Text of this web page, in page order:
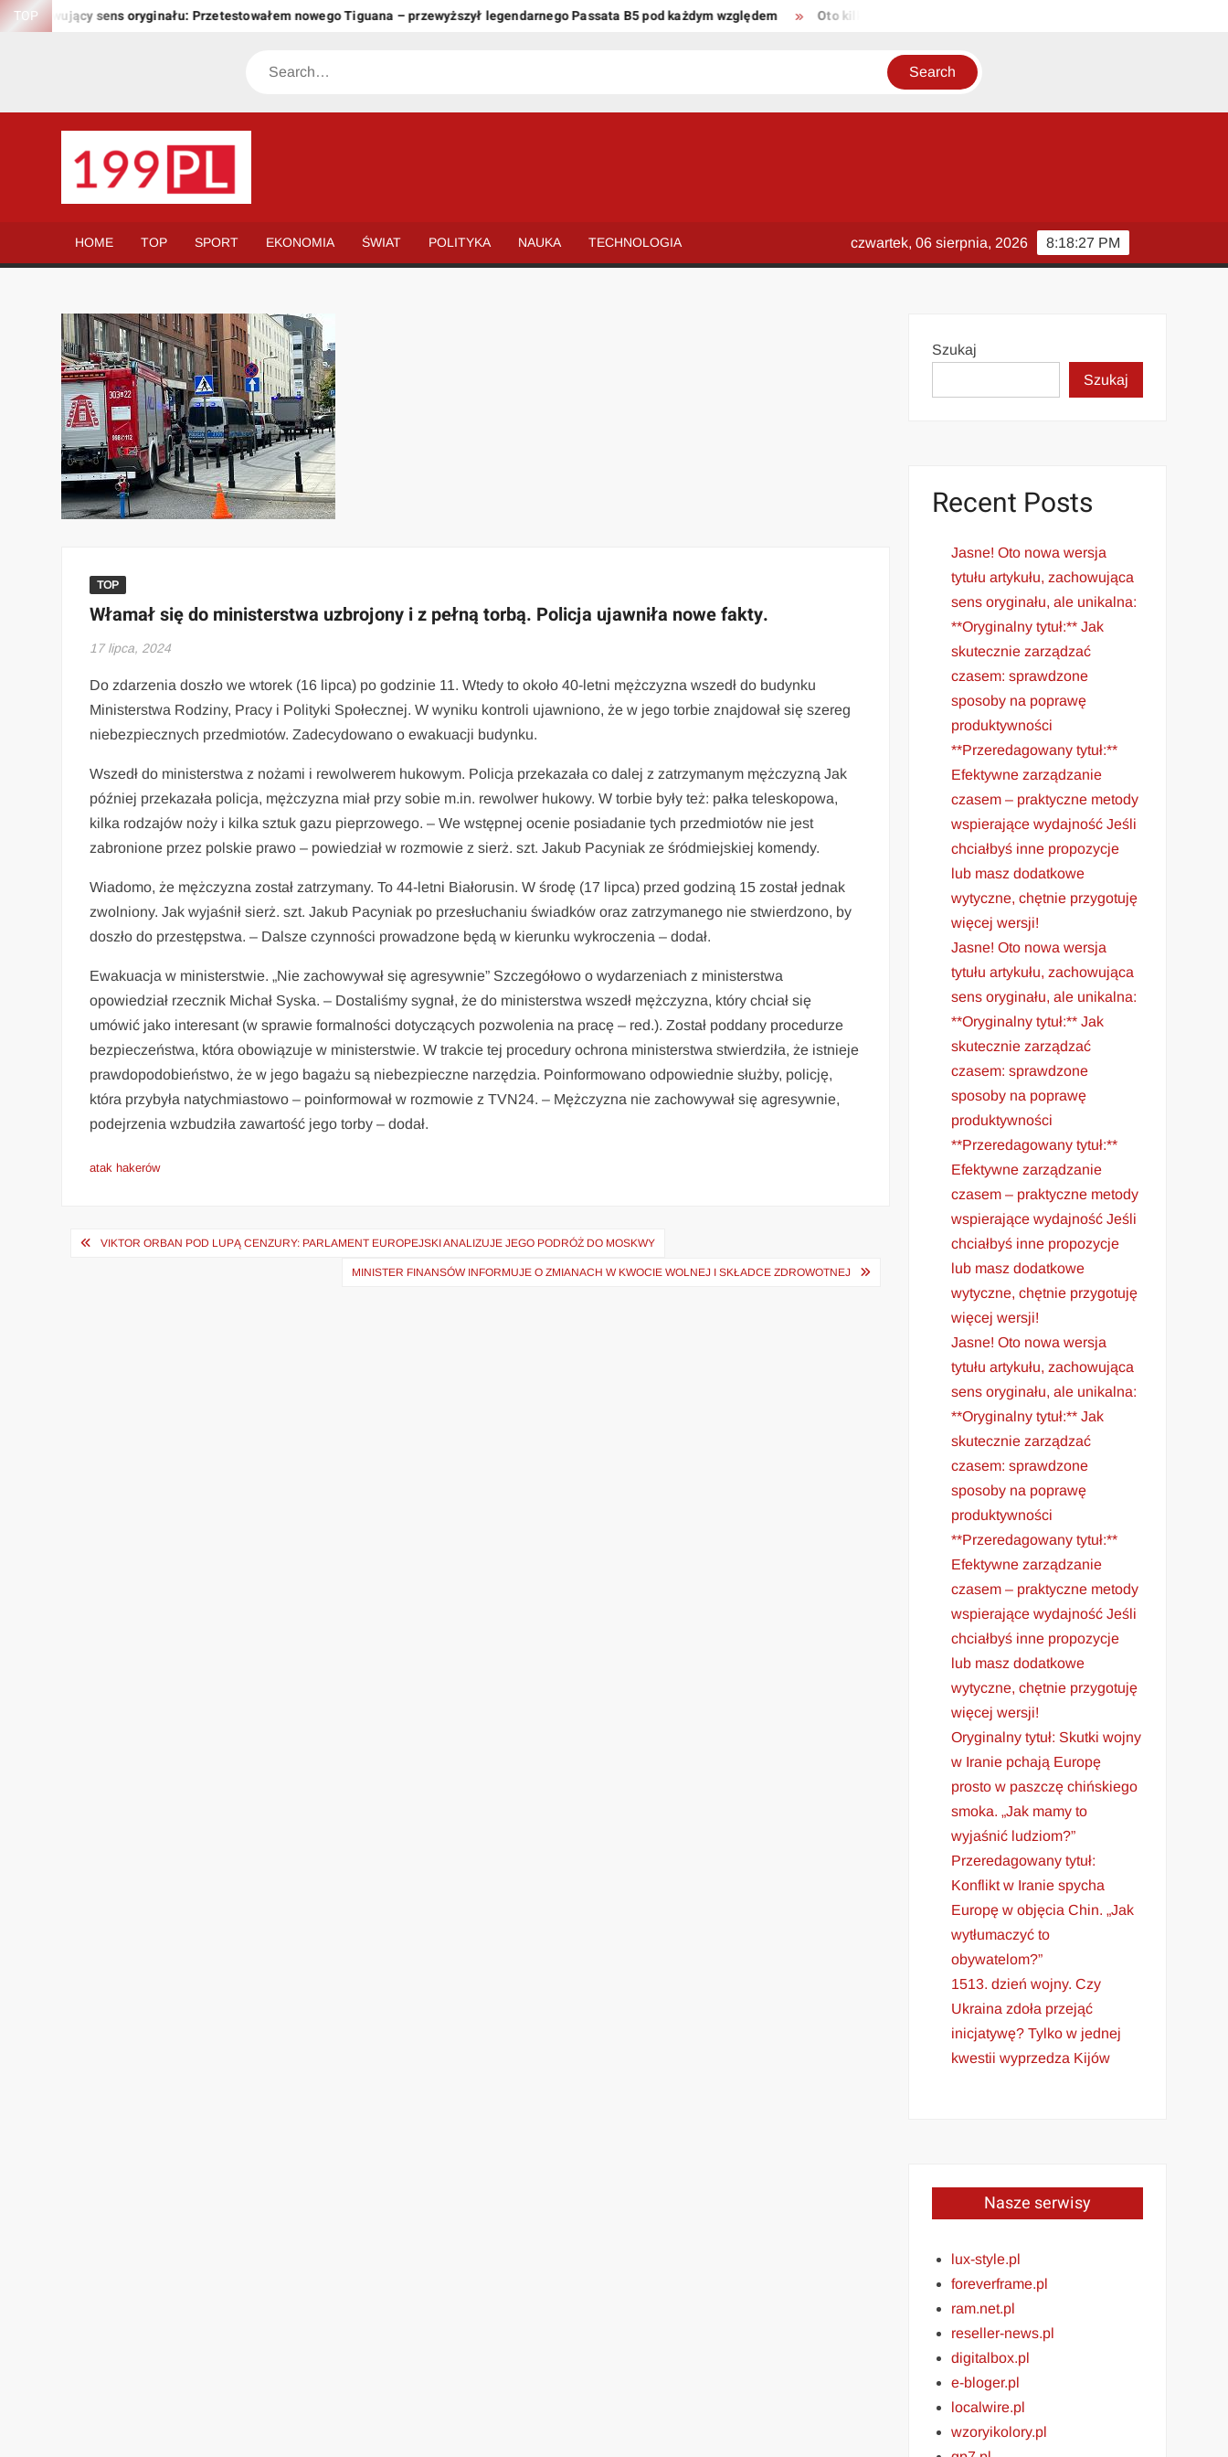
Skip
TOP sens oryginału: Przetestowałem nowego Tiguana – przewyższył legendarnego Passata B5 pod każdym względem Oto kilka propozycji unikalnych tytułów zachowujących sens
Search
świat
HOME TOP SPORT EKONOMIA ŚWIAT POLITYKA NAUKA TECHNOLOGIA 8:18:28 PM
czwartek, 06 sierpnia, 2026
TOP
Włamał się do ministerstwa uzbrojony i z pełną torbą. Policja ujawniła nowe fakty.
17 lipca, 2024
Do zdarzenia doszło we wtorek (16 lipca) po godzinie 11. Wtedy to około 40-letni mężczyzna wszedł do budynku
Ministerstwa Rodziny, Pracy i Polityki Społecznej. W wyniku kontroli ujawniono, że w jego torbie znajdował się szereg
niebezpiecznych przedmiotów. Zadecydowano o ewakuacji budynku.
Wszedł do ministerstwa z nożami i rewolwerem hukowym. Policja przekazała co dalej z zatrzymanym mężczyzną Jak
później przekazała policja, mężczyzna miał przy sobie m.in. rewolwer hukowy. W torbie były też: pałka teleskopowa,
kilka rodzajów noży i kilka sztuk gazu pieprzowego. – We wstępnej ocenie posiadanie tych przedmiotów nie jest
zabronione przez polskie prawo – powiedział w rozmowie z sierż. szt. Jakub Pacyniak ze śródmiejskiej komendy.
Wiadomo, że mężczyzna został zatrzymany. To 44-letni Białorusin. W środę (17 lipca) przed godziną 15 został jednak
zwolniony. Jak wyjaśnił sierż. szt. Jakub Pacyniak po przesłuchaniu świadków oraz zatrzymanego nie stwierdzono, by
doszło do przestępstwa. – Dalsze czynności prowadzone będą w kierunku wykroczenia – dodał.
Ewakuacja w ministerstwie. „Nie zachowywał się agresywnie” Szczegółowo o wydarzeniach z ministerstwa
opowiedział rzecznik Michał Syska. – Dostaliśmy sygnał, że do ministerstwa wszedł mężczyzna, który chciał się
umówić jako interesant (w sprawie formalności dotyczących pozwolenia na pracę – red.). Został poddany procedurze
bezpieczeństwa, która obowiązuje w ministerstwie. W trakcie tej procedury ochrona ministerstwa stwierdziła, że istnieje
prawdopodobieństwo, że w jego bagażu są niebezpieczne narzędzia. Poinformowano odpowiednie służby, policję,
która przybyła natychmiastowo – poinformował w rozmowie z TVN24. – Mężczyzna nie zachowywał się agresywnie,
podejrzenia wzbudziła zawartość jego torby – dodał.
atak hakerów
Nawigacja
VIKTOR ORBAN POD LUPĄ CENZURY: PARLAMENT EUROPEJSKI ANALIZUJE JEGO PODRÓŻ DO MOSKWY
MINISTER FINANSÓW INFORMUJE O ZMIANACH W KWOCIE WOLNEJ I SKŁADCE ZDROWOTNEJ
Szukaj
Szukaj
Recent Posts
Jasne! Oto nowa wersja
tytułu artykułu, zachowująca
sens oryginału, ale unikalna:
**Oryginalny tytuł:** Jak
skutecznie zarządzać
czasem: sprawdzone
sposoby na poprawę
produktywności
**Przeredagowany tytuł:**
Efektywne zarządzanie
czasem – praktyczne metody
wspierające wydajność Jeśli
chciałbyś inne propozycje
lub masz dodatkowe
wytyczne, chętnie przygotuję
więcej wersji!
Jasne! Oto nowa wersja
tytułu artykułu, zachowująca
sens oryginału, ale unikalna:
**Oryginalny tytuł:** Jak
skutecznie zarządzać
czasem: sprawdzone
sposoby na poprawę
produktywności
**Przeredagowany tytuł:**
Efektywne zarządzanie
czasem – praktyczne metody
wspierające wydajność Jeśli
chciałbyś inne propozycje
lub masz dodatkowe
wytyczne, chętnie przygotuję
więcej wersji!
Jasne! Oto nowa wersja
tytułu artykułu, zachowująca
sens oryginału, ale unikalna:
**Oryginalny tytuł:** Jak
skutecznie zarządzać
czasem: sprawdzone
sposoby na poprawę
produktywności
**Przeredagowany tytuł:**
Efektywne zarządzanie
czasem – praktyczne metody
wspierające wydajność Jeśli
chciałbyś inne propozycje
lub masz dodatkowe
wytyczne, chętnie przygotuję
więcej wersji!
Oryginalny tytuł: Skutki wojny
w Iranie pchają Europę
prosto w paszczę chińskiego
smoka. „Jak mamy to
wyjaśnić ludziom?”
Przeredagowany tytuł:
Konflikt w Iranie spycha
Europę w objęcia Chin. „Jak
wytłumaczyć to
obywatelom?”
1513. dzień wojny. Czy
Ukraina zdoła przejąć
inicjatywę? Tylko w jednej
kwestii wyprzedza Kijów
Nasze serwisy
lux-style.pl
foreverframe.pl
ram.net.pl
reseller-news.pl
digitalbox.pl
e-bloger.pl
localwire.pl
wzoryikolory.pl